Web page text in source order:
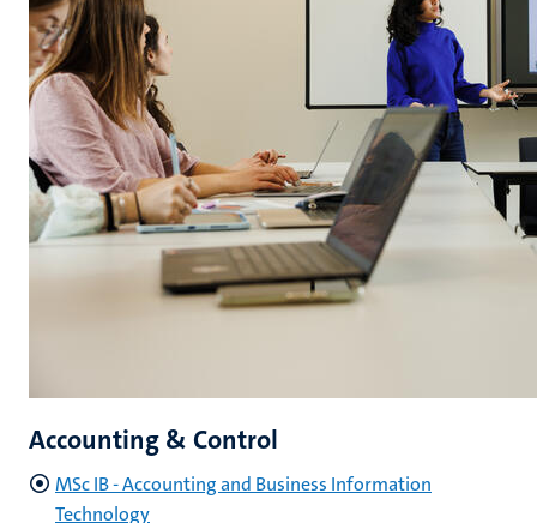
Accounting & Control
MSc IB - Accounting and Business Information
Technology